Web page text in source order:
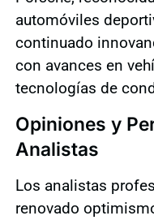
automóviles
continuado
con avances en
tecnologías de
Opiniones y
Analistas
Los analistas
renovado